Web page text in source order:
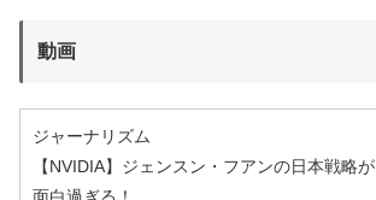
動画
ジャーナリズム
【NVIDIA】ジェンスン・フアンの日本戦略が